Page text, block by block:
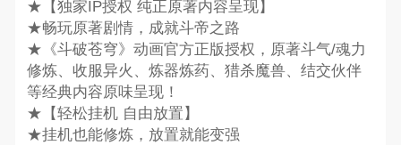
★【独家IP授权 纯正原著内容呈现】
★畅玩原著剧情，成就斗帝之路
★《斗破苍穹》动画官方正版授权，原著斗气/魂力
修炼、收服异火、炼器炼药、猎杀魔兽、结交伙伴
等经典内容原味呈现！
★【轻松挂机 自由放置】
★挂机也能修炼，放置就能变强